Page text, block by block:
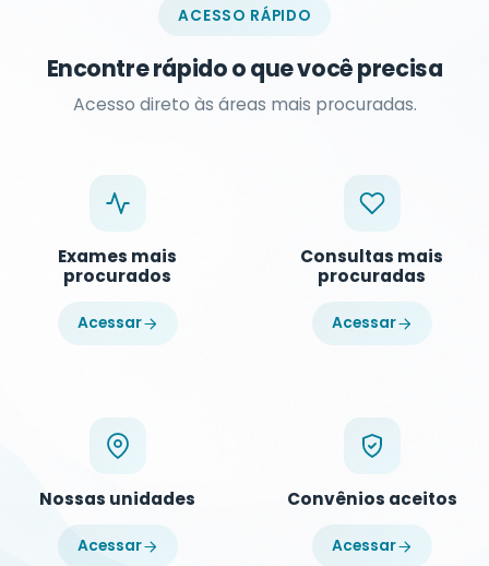
ACESSO RÁPIDO
Encontre rápido o que você precisa
Acesso direto às áreas mais procuradas.
Exames mais
procurados
Acessar
Consultas mais
procuradas
Acessar
Nossas unidades
Acessar
Convênios aceitos
Acessar